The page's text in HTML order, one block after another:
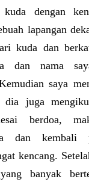
kuda dengan
lapangan
kuda dan
dan nama
saya
dia juga
berdoa,
dan kembali
kencang.
banyak